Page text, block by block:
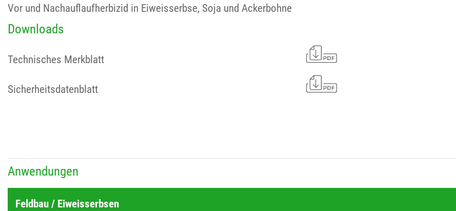
Vor und Nachauflaufherbizid in Eiweisserbse, Soja und Ackerbohne
Downloads
Technisches Merkblatt
Sicherheitsdatenblatt
Anwendungen
Feldbau / Eiweisserbsen